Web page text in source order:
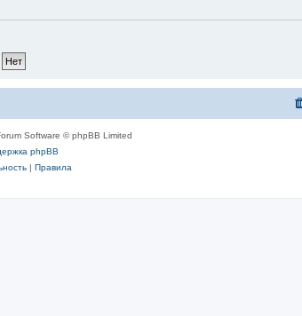
Software © phpBB Limited
phpBB
| Правила